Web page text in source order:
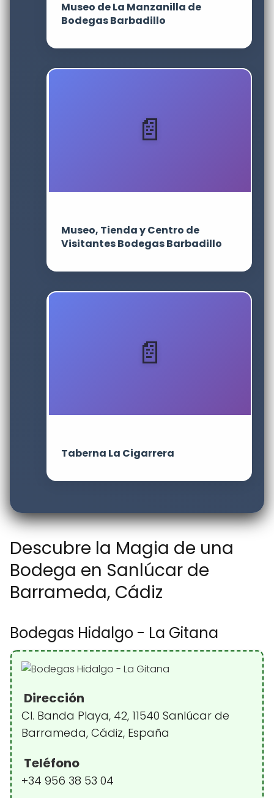
Museo de La Manzanilla de
Bodegas Barbadillo
Museo, Tienda y Centro de
Visitantes Bodegas Barbadillo
Taberna La Cigarrera
Descubre la Magia de una
Bodega en Sanlúcar de
Barrameda, Cádiz
Bodegas Hidalgo - La Gitana
Dirección
Cl. Banda Playa, 42, 11540 Sanlúcar de
Barrameda, Cádiz, España
Teléfono
+34 956 38 53 04